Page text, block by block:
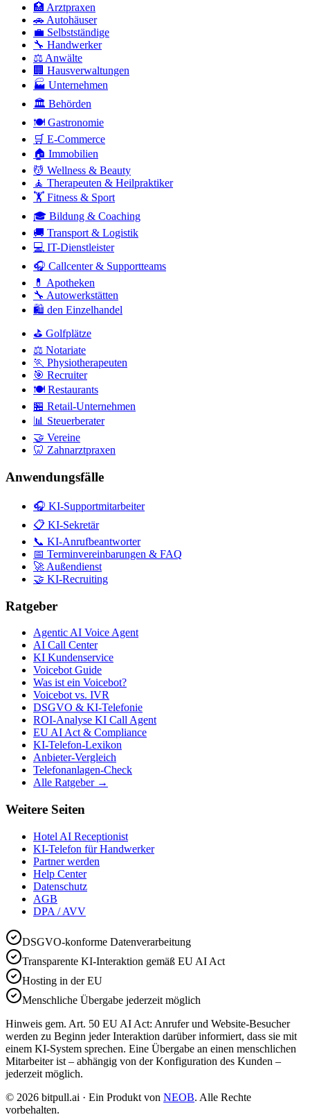
🏥 Arztpraxen
🚗 Autohäuser
💼 Selbstständige
🔧 Handwerker
⚖️ Anwälte
🏢 Hausverwaltungen
🏭 Unternehmen
🏛️ Behörden
🍽️ Gastronomie
🛒 E-Commerce
🏠 Immobilien
💆 Wellness & Beauty
🧘 Therapeuten & Heilpraktiker
🏋️ Fitness & Sport
🎓 Bildung & Coaching
🚚 Transport & Logistik
💻 IT-Dienstleister
🎧 Callcenter & Supportteams
💊 Apotheken
🔧 Autowerkstätten
🛍️ den Einzelhandel
⛳ Golfplätze
⚖️ Notariate
🏃 Physiotherapeuten
🎯 Recruiter
🍽️ Restaurants
🏪 Retail-Unternehmen
📊 Steuerberater
🤝 Vereine
🦷 Zahnarztpraxen
Anwendungsfälle
🎧 KI-Supportmitarbeiter
📋 KI-Sekretär
📞 KI-Anrufbeantworter
📅 Terminvereinbarungen & FAQ
🚀 Außendienst
🤝 KI-Recruiting
Ratgeber
Agentic AI Voice Agent
AI Call Center
KI Kundenservice
Voicebot Guide
Was ist ein Voicebot?
Voicebot vs. IVR
DSGVO & KI-Telefonie
ROI-Analyse KI Call Agent
EU AI Act & Compliance
KI-Telefon-Lexikon
Anbieter-Vergleich
Telefonanlagen-Check
Alle Ratgeber →
Weitere Seiten
Hotel AI Receptionist
KI-Telefon für Handwerker
Partner werden
Help Center
Datenschutz
AGB
DPA / AVV
DSGVO-konforme Datenverarbeitung
Transparente KI-Interaktion gemäß EU AI Act
Hosting in der EU
Menschliche Übergabe jederzeit möglich
Hinweis gem. Art. 50 EU AI Act: Anrufer und Website-Besucher
werden zu Beginn jeder Interaktion darüber informiert, dass sie mit
einem KI-System sprechen. Eine Übergabe an einen menschlichen
Mitarbeiter ist – abhängig von der Konfiguration des Kunden –
jederzeit möglich.
© 2026 bitpull.ai · Ein Produkt von NEOB. Alle Rechte
vorbehalten.